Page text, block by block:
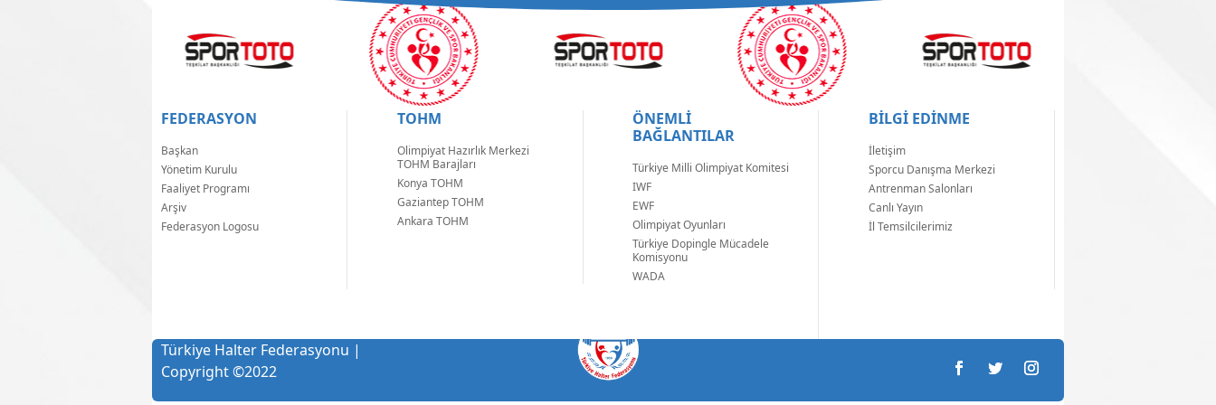
FEDERASYON
Başkan
Yönetim Kurulu
Faaliyet Programı
Arşiv
Federasyon Logosu
TOHM
Olimpiyat Hazırlık Merkezi
TOHM Barajları
Konya TOHM
Gaziantep TOHM
Ankara TOHM
ÖNEMLİ
BAĞLANTILAR
Türkiye Milli Olimpiyat Komitesi
IWF
EWF
Olimpiyat Oyunları
Türkiye Dopingle Mücadele
Komisyonu
WADA
BİLGİ EDİNME
İletişim
Sporcu Danışma Merkezi
Antrenman Salonları
Canlı Yayın
İl Temsilcilerimiz
Türkiye Halter Federasyonu |
Copyright©2022